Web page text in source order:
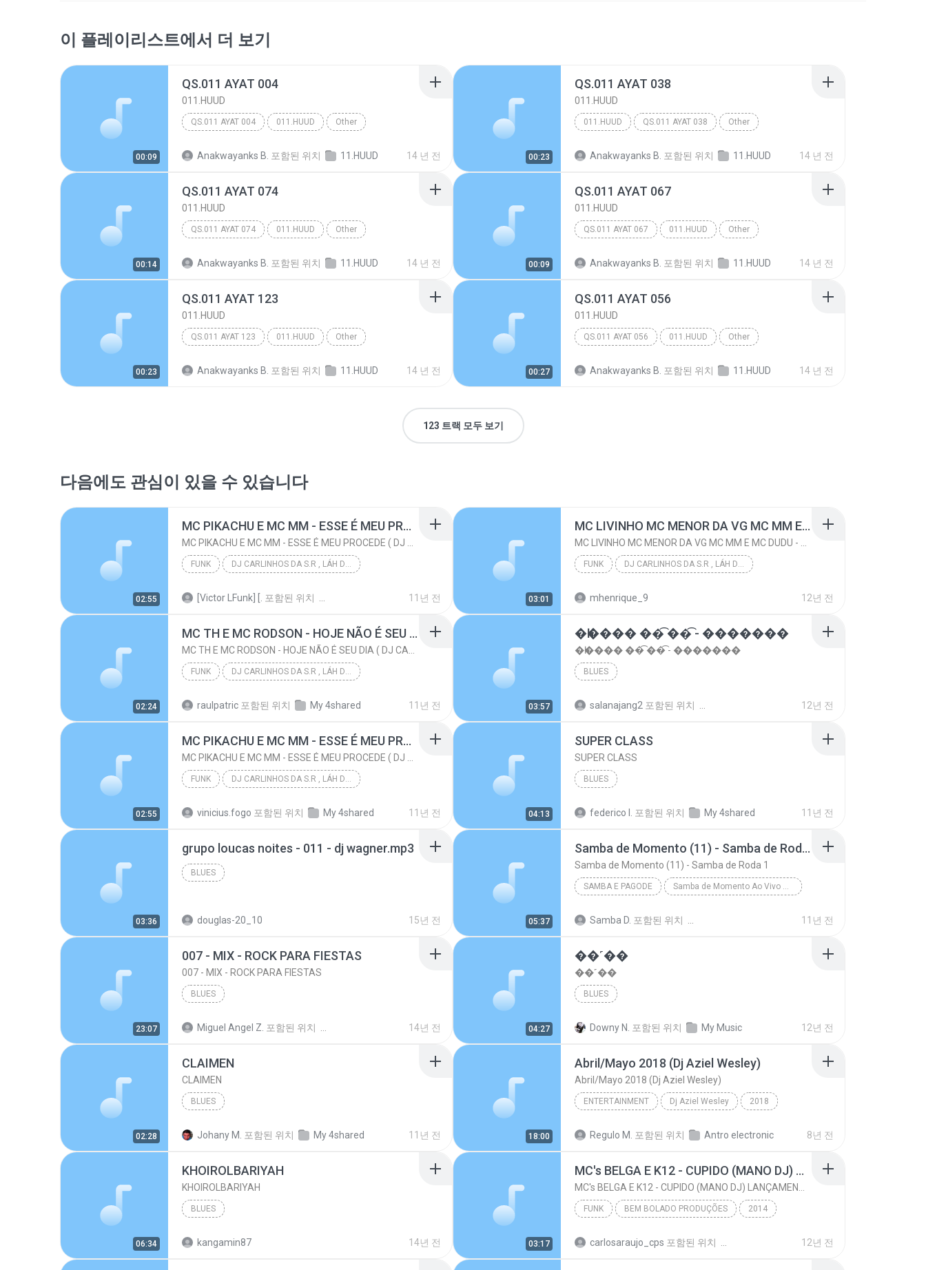
이 플레이리스트에서 더 보기
00:09
QS.011 AYAT 004
011.HUUD
QS.011 AYAT 004 011.HUUD Other
Anakwayanks B. 포함된 위치 11.HUUD 14 년 전 00:23
QS.011 AYAT 038
011.HUUD
011.HUUD QS.011 AYAT 038 Other
Anakwayanks B. 포함된 위치 11.HUUD 14 년 전
00:14
QS.011 AYAT 074
011.HUUD
QS.011 AYAT 074 011.HUUD Other
Anakwayanks B. 포함된 위치 11.HUUD 14 년 전 00:09
QS.011 AYAT 067
011.HUUD
QS.011 AYAT 067 011.HUUD Other
Anakwayanks B. 포함된 위치 11.HUUD 14 년 전
00:23
QS.011 AYAT 123
011.HUUD
QS.011 AYAT 123 011.HUUD Other
Anakwayanks B. 포함된 위치 11.HUUD 14 년 전 00:27
QS.011 AYAT 056
011.HUUD
QS.011 AYAT 056 011.HUUD Other
Anakwayanks B. 포함된 위치 11.HUUD 14 년 전
123 트랙 모두 보기
다음에도 관심이 있을 수 있습니다
02:55
MC PIKACHU E MC MM - ESSE É MEU PROCEDE ( DJ CARLINHOS DA S.R )
FUNK DJ CARLINHOS DA S.R , LÁH DA SÃO RAFAEL .
[Victor LFunk] [. 포함된 위치 11년 전 03:01
MC LIVINHO MC MENOR DA VG MC MM E MC DUDU - TREINAMENTO DAS PEPECA ( DJ CARLINHOS DA S.R )
FUNK DJ CARLINHOS DA S.R , LÁH DA SÃO RAFAEL .
mhenrique_9 12년 전
02:24
MC TH E MC RODSON - HOJE NÃO É SEU DIA ( DJ CARLINHOS DA S.R )
FUNK DJ CARLINHOS DA S.R , LÁH DA SÃO RAFAEL .
raulpatric 포함된 위치 My 4shared 11년 전 03:57
�һ���� ��͡ ��͡ - �������
�һ���� ��͡ ��͡ - �������
BLUES
salanajang2 포함된 위치 12년 전
02:55
MC PIKACHU E MC MM - ESSE É MEU PROCEDE ( DJ CARLINHOS DA S.R )
FUNK DJ CARLINHOS DA S.R , LÁH DA SÃO RAFAEL .
vinicius.fogo 포함된 위치 My 4shared 11년 전 04:13
SUPER CLASS
SUPER CLASS
BLUES
federico I. 포함된 위치 My 4shared 11년 전
03:36
grupo loucas noites - 011 - dj wagner.mp3
BLUES
douglas-20_10 15년 전 05:37
Samba de Momento (11) - Samba de Roda 1
Samba de Momento (11) - Samba de Roda 1
SAMBA E PAGODE Samba de Momento Ao Vivo 2015
Samba D. 포함된 위치 11년 전
23:07
007 - MIX - ROCK PARA FIESTAS
007 - MIX - ROCK PARA FIESTAS
BLUES
Miguel Angel Z. 포함된 위치 14년 전 04:27
��˹��
��˹��
BLUES
Downy N. 포함된 위치 My Music 12년 전
02:28
CLAIMEN
CLAIMEN
BLUES
Johany M. 포함된 위치 My 4shared 11년 전 18:00
Abril/Mayo 2018 (Dj Aziel Wesley)
Abril/Mayo 2018 (Dj Aziel Wesley)
ENTERTAINMENT Dj Aziel Wesley 2018
Regulo M. 포함된 위치 Antro electronic 8년 전
06:34
KHOIROLBARIYAH
KHOIROLBARIYAH
BLUES
kangamin87 14년 전 03:17
MC's BELGA E K12 - CUPIDO (MANO DJ) LANÇAMENTO 2014
FUNK BEM BOLADO PRODUÇÕES 2014
carlosaraujo_cps 포함된 위치 12년 전